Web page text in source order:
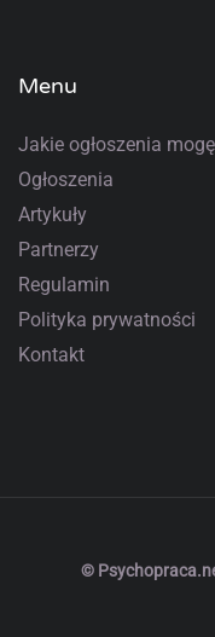
Menu
Jakie ogłoszenia
Ogłoszenia
Artykuły
Partnerzy
Regulamin
Polityka prywatności
Kontakt
©